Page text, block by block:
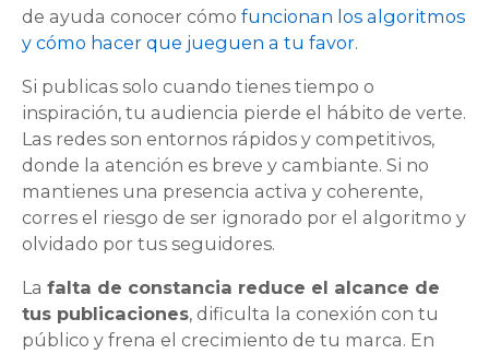
de ayuda conocer cómo funcionan los algoritmos
y cómo hacer que jueguen a tu favor.
Si publicas solo cuando tienes tiempo o
inspiración, tu audiencia pierde el hábito de verte.
Las redes son entornos rápidos y competitivos,
donde la atención es breve y cambiante. Si no
mantienes una presencia activa y coherente,
corres el riesgo de ser ignorado por el algoritmo y
olvidado por tus seguidores.
La falta de constancia reduce el alcance de
tus publicaciones, dificulta la conexión con tu
público y frena el crecimiento de tu marca. En